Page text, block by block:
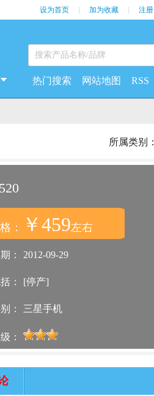
设为首页 加为收藏 注册
热门搜索 网站地图 RSS
所属类别：
： ￥459左右
： 2012-09-29
： [停产]
： 三星手机
：